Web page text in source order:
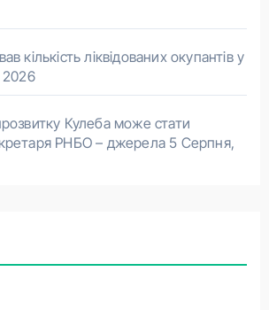
кількість ліквідованих окупантів у
Кулеба може стати
РНБО – джерела 5 Серпня,